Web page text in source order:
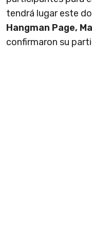
tendrá lugar este
Hangman Page,
confirmaron su